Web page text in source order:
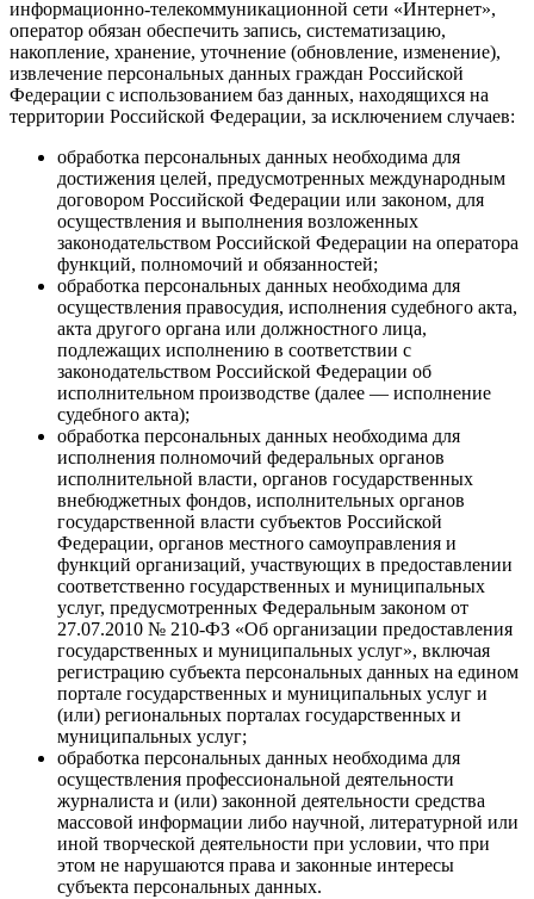
информационно-телекоммуникационной сети «Интернет»,
оператор обязан обеспечить запись, систематизацию,
накопление, хранение, уточнение (обновление, изменение),
извлечение персональных данных граждан Российской
Федерации с использованием баз данных, находящихся на
территории Российской Федерации, за исключением случаев:
обработка персональных данных необходима для
достижения целей, предусмотренных международным
договором Российской Федерации или законом, для
осуществления и выполнения возложенных
законодательством Российской Федерации на оператора
функций, полномочий и обязанностей;
обработка персональных данных необходима для
осуществления правосудия, исполнения судебного акта,
акта другого органа или должностного лица,
подлежащих исполнению в соответствии с
законодательством Российской Федерации об
исполнительном производстве (далее — исполнение
судебного акта);
обработка персональных данных необходима для
исполнения полномочий федеральных органов
исполнительной власти, органов государственных
внебюджетных фондов, исполнительных органов
государственной власти субъектов Российской
Федерации, органов местного самоуправления и
функций организаций, участвующих в предоставлении
соответственно государственных и муниципальных
услуг, предусмотренных Федеральным законом от
27.07.2010 № 210-ФЗ «Об организации предоставления
государственных и муниципальных услуг», включая
регистрацию субъекта персональных данных на едином
портале государственных и муниципальных услуг и
(или) региональных порталах государственных и
муниципальных услуг;
обработка персональных данных необходима для
осуществления профессиональной деятельности
журналиста и (или) законной деятельности средства
массовой информации либо научной, литературной или
иной творческой деятельности при условии, что при
этом не нарушаются права и законные интересы
субъекта персональных данных.